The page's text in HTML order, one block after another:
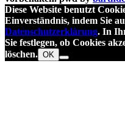
Diese Website benutzt
Einverständnis, indem Sie
Datenschutzerklärung. In
Sie festlegen, ob Cookies
löschen. OK